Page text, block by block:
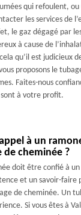
qui refoulent,
les services de
le gaz dégagé par
à cause de
qu’il est judicieux
proposons le
Faites-nous
à votre profit.
à un
cheminée ?
doit être confié à
et un savoir-faire
de cheminée. Un
Si vous êtes à